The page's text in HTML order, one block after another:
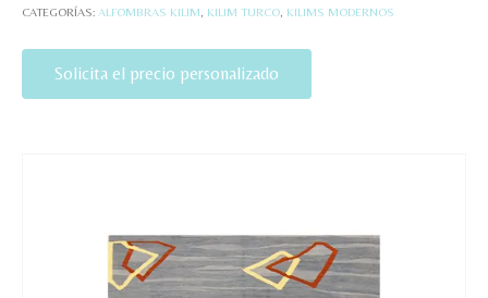
CATEGORÍAS: ALFOMBRAS KILIM KILIM TURCO KILIMS MODERNOS
Solicita el precio personalizado